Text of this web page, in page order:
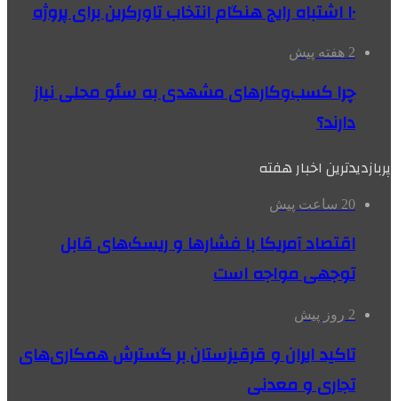
۱۰ اشتباه رایج هنگام انتخاب تاورکرین برای پروژه
2 هفته پیش
چرا کسب‌وکارهای مشهدی به سئو محلی نیاز
دارند؟
پربازدیدترین اخبار هفته
20 ساعت پیش
اقتصاد آمریکا با فشارها و ریسک‌های قابل
توجهی مواجه است
2 روز پیش
تاکید ایران و قرقیزستان بر گسترش همکاری‌های
تجاری و معدنی